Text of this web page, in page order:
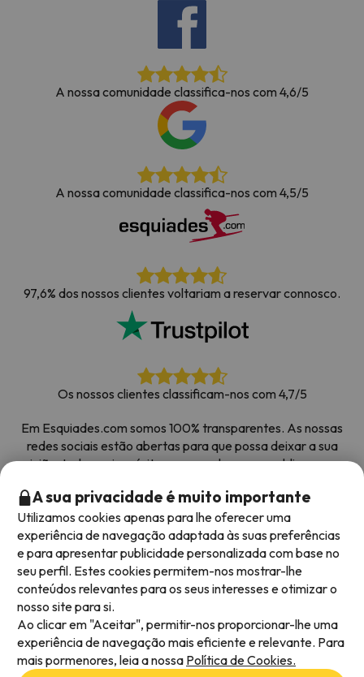
A nossa comunidade classifica-nos com 4,6/5
A nossa comunidade classifica-nos com 4,5/5
97,6% dos nossos clientes voltariam a reservar connosco.
Os nossos clientes classificam-nos com 4,7/5
Em Esquiades.com somos 100% transparentes. As nossas
redes sociais estão abertas para que possa deixar a sua
opinião, todos os inquéritos que recebemos e publicamos na
Obrigado pela confiança|Mais de 700 000 pessoas
reservaram as suas férias na neve com Esquiades.com
Métodos de pagamento disponíveis
A sua privacidade é muito importante
Utilizamos cookies apenas para lhe oferecer uma
experiência de navegação adaptada às suas preferências
e para apresentar publicidade personalizada com base no
seu perfil. Estes cookies permitem-nos mostrar-lhe
conteúdos relevantes para os seus interesses e otimizar o
nosso site para si.
Ao clicar em "Aceitar", permitir-nos proporcionar-lhe uma
experiência de navegação mais eficiente e relevante. Para
mais pormenores, leia a nossa Política de Cookies.